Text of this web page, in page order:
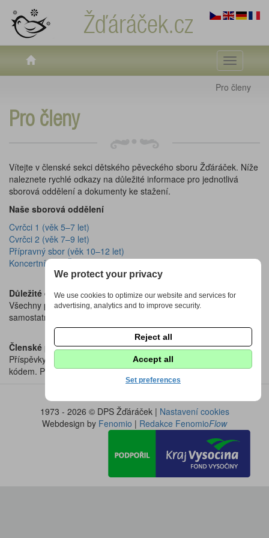
Žďáráček.cz
Toggle
Pro členy
Pro členy
Vítejte v členské sekci dětského pěveckého sboru Žďáráček. Níže
naleznete rychlé odkazy na důležité informace pro jednotlivá
sborová oddělení a dokumenty ke stažení.
Naše sborová oddělení
Cvrčci 1 (věk 5–7 let)
Cvrčci 2 (věk 7–9 let)
Přípravný sbor (věk 10–12 let)
Koncertní sbor Žďáráček (od 12 let)
Důležité dokumenty
Všechny potřebné formuláře, přihlášky a stanovy naleznete v
samostatné sekci
Členské příspěvky
Příspěvky na školní rok se hradí bankovním převodem nebo QR
kódem. Přesné pokyny a podklady k platbě najdetezde.
1973 - 2026 © DPS Žďáráček | Nastavení cookies
Webdesign by Fenomio | Redakce FenomioFlow
We protect your privacy
We use cookies to optimize our website and services for
advertising, analytics and to improve security.
Reject all
Accept all
Set preferences